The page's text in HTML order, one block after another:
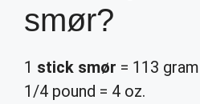
smør?
1 stick smør = 113
1/4 pound = 4 oz.